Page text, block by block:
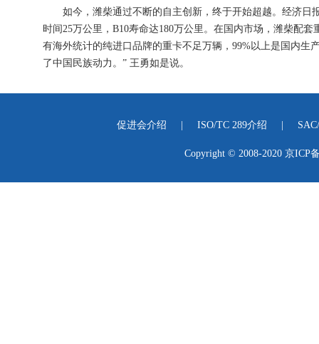
如今，潍柴通过不断的自主创新，终于开始超越。经济日
时间25万公里，B10寿命达180万公里。在国内市场，潍柴配
有海外统计的纯进口品牌的重卡不足万辆，99%以上是国内生
了中国民族动力。” 王勇如是说。
促进会介绍 ISO/TC 289介绍
Copyright © 2008-2020 京ICP